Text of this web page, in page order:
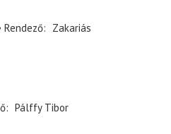
Rendező
Zakariás
Pálffy Tibor